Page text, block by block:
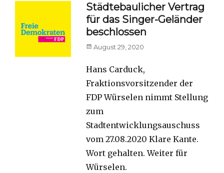
Städtebaulicher Vertrag
für das Singer-Geländer
beschlossen
Posted
August 29, 2020
Hans Carduck,
Fraktionsvorsitzender der
FDP Würselen nimmt Stellung
zum
Stadtentwicklungsauschuss
vom 27.08.2020 Klare Kante.
Wort gehalten. Weiter für
Würselen.